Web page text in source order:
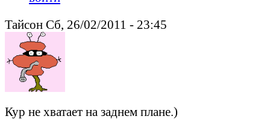
Тайсон Сб, 26/02/2011 - 23:45
Кур не хватает на заднем плане.)